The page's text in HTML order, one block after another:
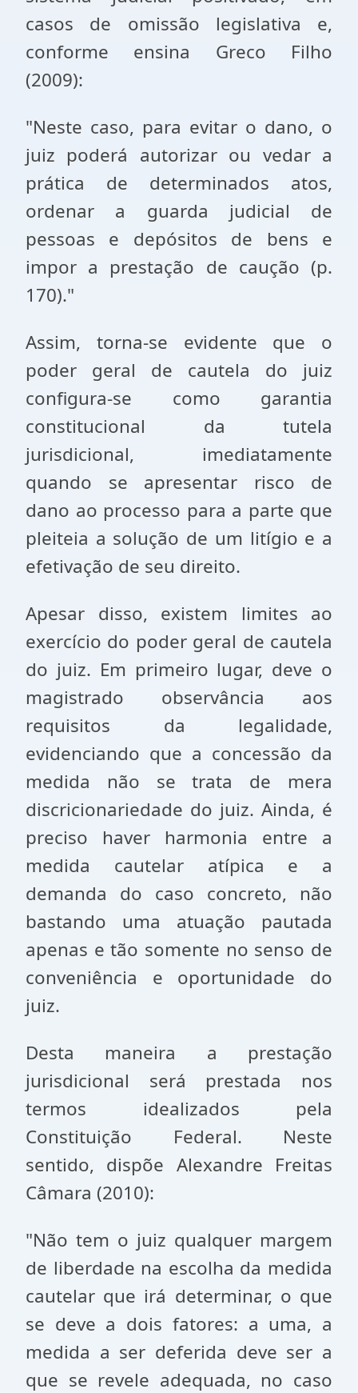
casos de omissão legislativa e,
conforme ensina Greco Filho
(2009):
"Neste caso, para evitar o dano, o
juiz poderá autorizar ou vedar a
prática de determinados atos,
ordenar a guarda judicial de
pessoas e depósitos de bens e
impor a prestação de caução (p.
170)."
Assim, torna-se evidente que o
poder geral de cautela do juiz
configura-se como garantia
constitucional da tutela
jurisdicional, imediatamente
quando se apresentar risco de
dano ao processo para a parte que
pleiteia a solução de um litígio e a
efetivação de seu direito.
Apesar disso, existem limites ao
exercício do poder geral de cautela
do juiz. Em primeiro lugar, deve o
magistrado observância aos
requisitos da legalidade,
evidenciando que a concessão da
medida não se trata de mera
discricionariedade do juiz. Ainda, é
preciso haver harmonia entre a
medida cautelar atípica e a
demanda do caso concreto, não
bastando uma atuação pautada
apenas e tão somente no senso de
conveniência e oportunidade do
juiz.
Desta maneira a prestação
jurisdicional será prestada nos
termos idealizados pela
Constituição Federal. Neste
sentido, dispõe Alexandre Freitas
Câmara (2010):
"Não tem o juiz qualquer margem
de liberdade na escolha da medida
cautelar que irá determinar, o que
se deve a dois fatores: a uma, a
medida a ser deferida deve ser a
que se revele adequada, no caso